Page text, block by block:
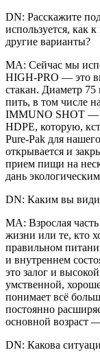
DN: Расскажите
используется, как
другие варианты?
МА: Сейчас мы
HIGH-PRO — это
стакан. Диаметр 75
пить, в том числе
IMMUNO SHOT —
HDPE, которую,
Pure-Pak для
открывается и
прием пищи на
дань
DN: Каким вы
МА: Взрослая
жизни или те, кто
правильном
и внутреннем
это залог и
умственной,
понимает всё
постоянно
основной возраст
DN: Какова